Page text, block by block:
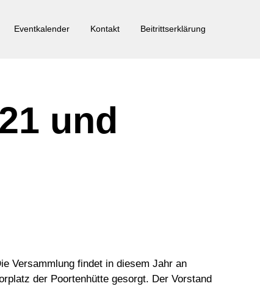
Eventkalender Kontakt Beitrittserklärung
und
Versammlung findet in diesem Jahr an
der Poortenhütte gesorgt. Der Vorstand